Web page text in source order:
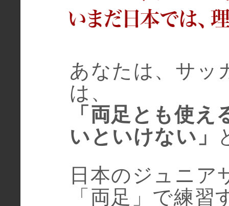
あなたは、サッ
は、
「両足とも使
いといけない」
日本のジュニア
「両足」で練